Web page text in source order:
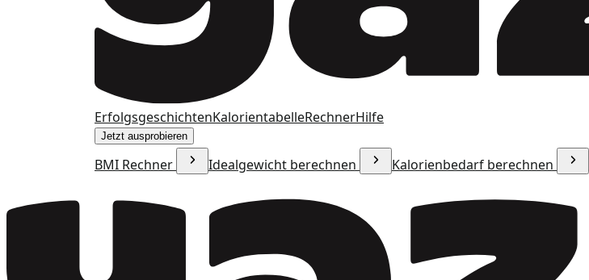
ErfolgsgeschichtenKalorientabelleRechnerHilfe
Jetzt ausprobieren
BMI Rechner Idealgewicht berechnen Kalorienbedarf berechnen